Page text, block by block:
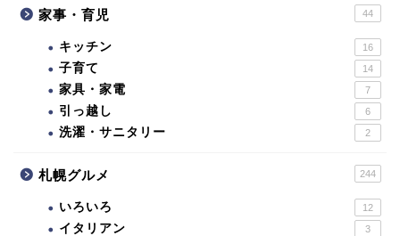
家事・育児 44
キッチン 16
子育て 14
家具・家電 7
引っ越し 6
洗濯・サニタリー 2
札幌グルメ 244
いろいろ 12
イタリアン 3